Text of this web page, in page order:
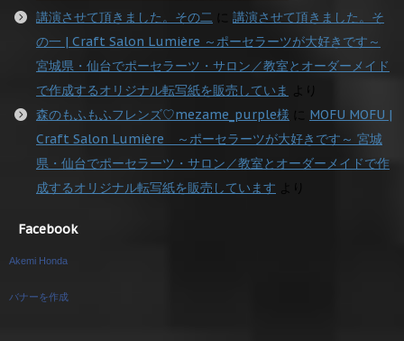
講演させて頂きました。その二 に 講演させて頂きました。そ
の一 | Craft Salon Lumière ～ポーセラーツが大好きです～
宮城県・仙台でポーセラーツ・サロン／教室とオーダーメイド
で作成するオリジナル転写紙を販売していま
より
森のもふもふフレンズ♡mezame_purple様 に MOFU MOFU |
Craft Salon Lumière ～ポーセラーツが大好きです～ 宮城
県・仙台でポーセラーツ・サロン／教室とオーダーメイドで作
成するオリジナル転写紙を販売しています より
Facebook
Akemi Honda
バナーを作成